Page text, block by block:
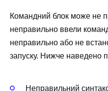
Командний блок може не
неправильно ввели
неправильно або не
запуску. Нижче наведено
Неправильний